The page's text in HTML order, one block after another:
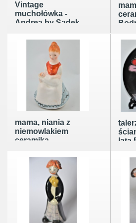
Vintage
muchołówka -
Andrea by Sadek
mama, niania z
niemowlakiem
ceramika
Węgry lata50te
lata